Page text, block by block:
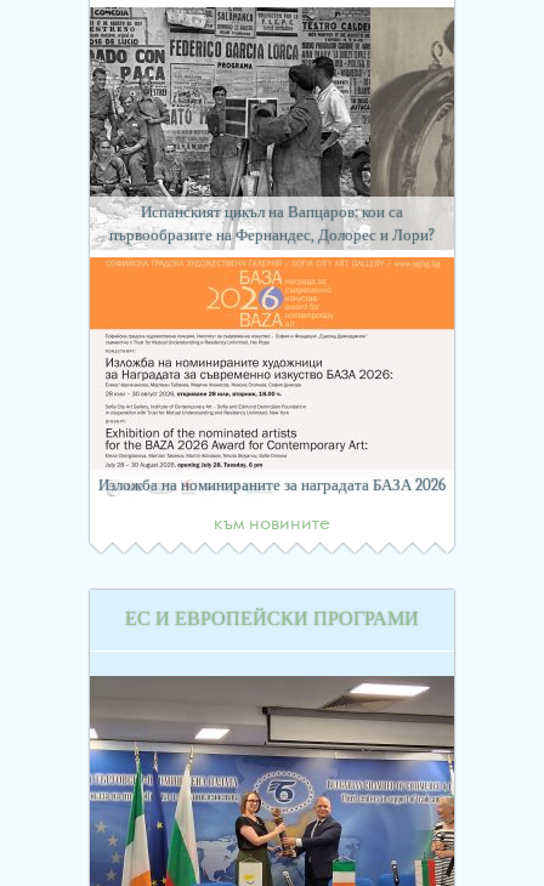
Испанският цикъл на Вапцаров: кои са
първообразите на Фернандес, Долорес и Лори?
Изложба на номинираните за наградата БАЗА 2026
към новините
ЕС И ЕВРОПЕЙСКИ ПРОГРАМИ